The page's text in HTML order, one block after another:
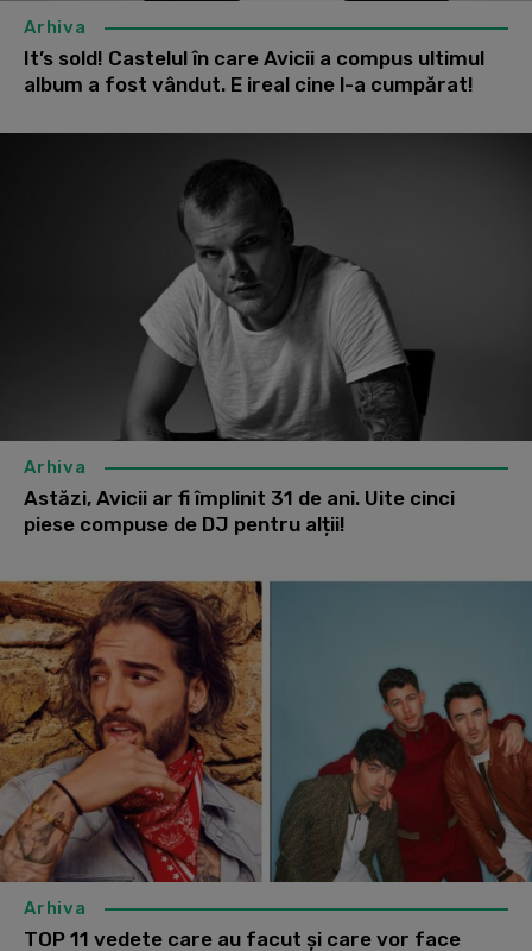
Arhiva
It’s sold! Castelul în care Avicii a compus ultimul
album a fost vândut. E ireal cine l-a cumpărat!
Arhiva
Astăzi, Avicii ar fi împlinit 31 de ani. Uite cinci
piese compuse de DJ pentru alții!
Arhiva
TOP 11 vedete care au facut și care vor face